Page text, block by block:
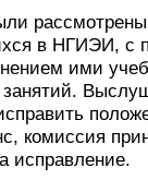
рассмотрены
в НГИЭИ, с
ими
занятий.
комиссия
исправление.